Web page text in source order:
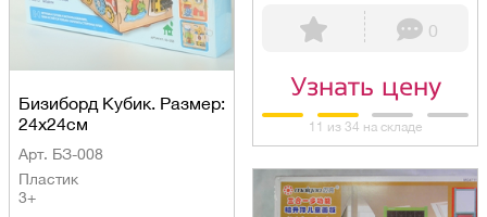
Бизиборд Кубик. Размер:
24х24см
Арт. БЗ-008
Пластик
3+
0
Узнать цену
11 из 34 на складе